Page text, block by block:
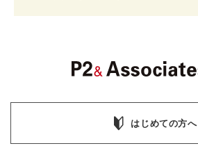
はじめての方へ